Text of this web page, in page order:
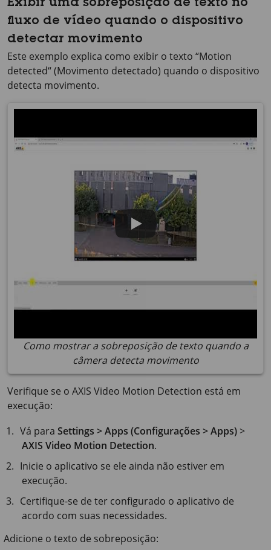
Exibir uma sobreposição de texto no
fluxo de vídeo quando o dispositivo
detectar movimento
Este exemplo explica como exibir o texto “Motion
detected“ (Movimento detectado) quando o dispositivo
detecta movimento.
Como mostrar a sobreposição de texto quando a
câmera detecta movimento
Verifique se o AXIS Video Motion Detection está em
execução:
Vá paraSettings > Apps (Configurações > Apps)>
AXIS Video Motion Detection.
Inicie o aplicativo se ele ainda não estiver em
execução.
Certifique-se de ter configurado o aplicativo de
acordo com suas necessidades.
Adicione o texto de sobreposição: